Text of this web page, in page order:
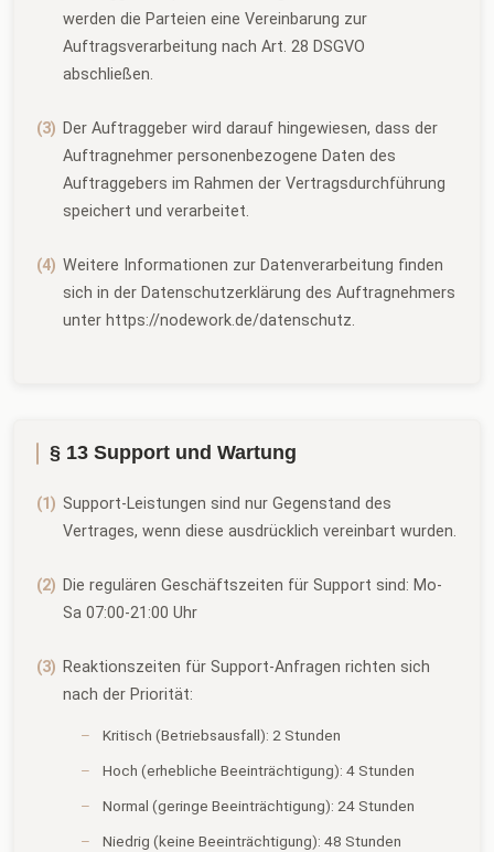
werden die Parteien eine Vereinbarung zur
Auftragsverarbeitung nach Art. 28 DSGVO
abschließen.
Der Auftraggeber wird darauf hingewiesen, dass der
Auftragnehmer personenbezogene Daten des
Auftraggebers im Rahmen der Vertragsdurchführung
speichert und verarbeitet.
Weitere Informationen zur Datenverarbeitung finden
sich in der Datenschutzerklärung des Auftragnehmers
unter https://nodework.de/datenschutz.
§ 13 Support und Wartung
Support-Leistungen sind nur Gegenstand des
Vertrages, wenn diese ausdrücklich vereinbart wurden.
Die regulären Geschäftszeiten für Support sind: Mo-
Sa 07:00-21:00 Uhr
Reaktionszeiten für Support-Anfragen richten sich
nach der Priorität:
Kritisch (Betriebsausfall): 2 Stunden
Hoch (erhebliche Beeinträchtigung): 4 Stunden
Normal (geringe Beeinträchtigung): 24 Stunden
Niedrig (keine Beeinträchtigung): 48 Stunden